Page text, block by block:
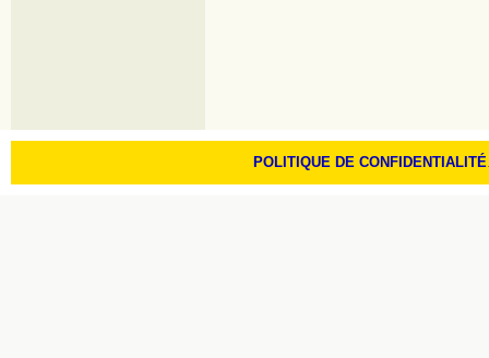
POLITIQUE DE CONFIDENTIALITÉ